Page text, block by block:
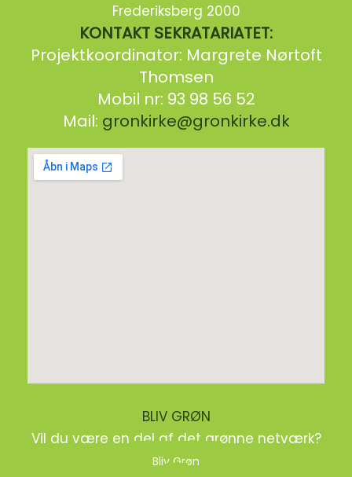
Frederiksberg 2000
KONTAKT SEKRATARIATET:
Projektkoordinator: Margrete Nørtoft
Thomsen
Mobil nr: 93 98 56 52
Mail: gronkirke@gronkirke.dk
BLIV GRØN
Vil du være en del af det grønne netværk?
Bliv Grøn